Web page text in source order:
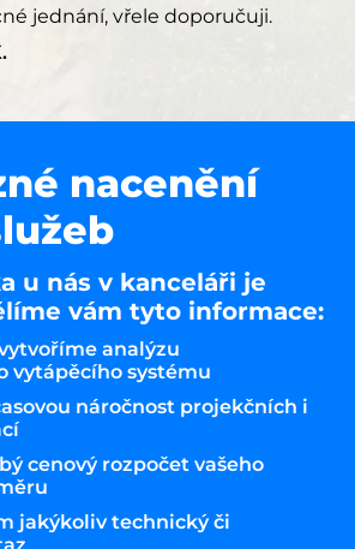
jednání, vřele doporučuji.
nacenění
u nás v kanceláři je
vám tyto informace:
analýzu
vytápěcího systému
náročnost projekčních i
cenový rozpočet vašeho
jakýkoliv technický či